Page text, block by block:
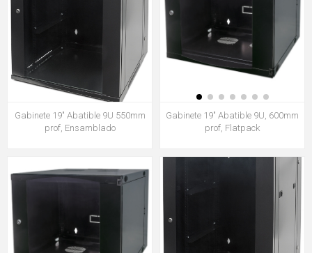
Gabinete 19" Abatible 9U 550mm
prof, Ensamblado
Gabinete 19" Abatible 9U, 600mm
prof, Flatpack